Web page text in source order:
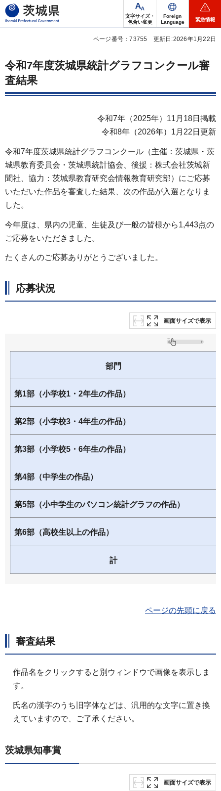
茨城県
文字サイズ・
色合い変更
Foreign
Language
緊急情報
ページ番号：73755 更新日:2026年1月22日
令和7年度茨城県統計グラフコンクール審
査結果
令和7年（2025年）11月18日掲載
令和8年（2026年）1月22日更新
令和7年度茨城県統計グラフコンクール（主催：茨城県・茨
城県教育委員会・茨城県統計協会、後援：株式会社茨城新
聞社、協力：茨城県教育研究会情報教育研究部）にご応募
いただいた作品を審査した結果、次の作品が入選となりま
した。
今年度は、県内の児童、生徒及び一般の皆様から1,443点の
ご応募をいただきました。
たくさんのご応募ありがとうございました。
応募状況
画面サイズで表示
部門
第1部（小学校1・2年生の作品）
第2部（小学校3・4年生の作品）
第3部（小学校5・6年生の作品）
第4部（中学生の作品）
第5部（小中学生のパソコン統計グラフの作品）
第6部（高校生以上の作品）
計
ページの先頭に戻る
審査結果
作品名をクリックすると別ウィンドウで画像を表示しま
す。
氏名の漢字のうち旧字体などは、汎用的な文字に置き換
えていますので、ご了承ください。
茨城県知事賞
画面サイズで表示